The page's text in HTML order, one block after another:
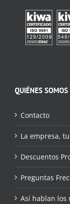
QUIÉNES SOMOS
Contacto
La empresa,
Descuentos
Preguntas
Así hablan los